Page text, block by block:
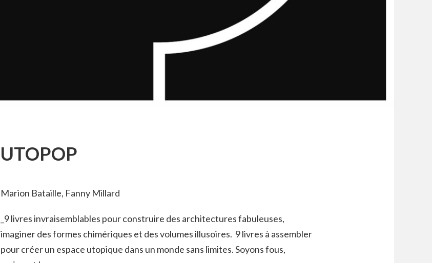
UTOPOP
Marion Bataille, Fanny Millard
_9 livres invraisemblables pour construire des architectures fabuleuses,
imaginer des formes chimériques et des volumes illusoires. 9 livres à assembler
pour créer un espace utopique dans un monde sans limites.Soyons fous,